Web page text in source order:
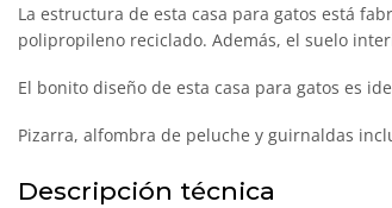
La estructura de esta casa para gatos está
polipropileno reciclado. Además, el suelo
El bonito diseño de esta casa para gatos es
Pizarra, alfombra de peluche y guirnaldas
Descripción técnica